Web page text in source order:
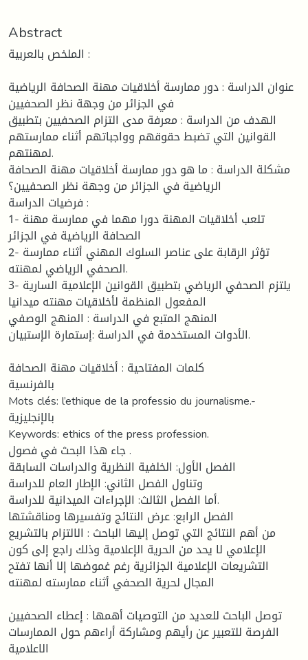
Abstract
الملخص بالعربية :
عنوان الدراسة : دور ممارسة أخلاقيات مهنة الصحافة الرياضية
في الجزائر من وجهة نظر الصحفيين
الهدف من الدراسة : معرفة مدى التزام الصحفيين بتطبيق
القوانين التي تضبط حقوقهم وواجباتهم أثناء ممارستهم
لمهنتهم.
مشكلة الدراسة : ما هو دور ممارسة أخلاقيات مهنة الصحافة
الرياضية في الجزائر من وجهة نظر الصحفيين؟
فرضيات الدراسة :
1- تلعب أخلاقيات المهنة دورا مهما في ممارسة مهنة
الصحافة الرياضية في الجزائر
2- تؤثر الرقابة على عناصر السلوك المهني أثناء ممارسة
الصحفي الرياضي لمهنته.
3- يلتزم الصحفي الرياضي بتطبيق القوانين الإعلامية السارية
المفعول المنظمة لأخلاقيات مهنته ميدانيا
المنهج المتبع في الدراسة : المنهج الوصفي
الأدوات المستخدمة في الدراسة :إستمارة الإستبيان.
كلمات المفتاحية : أخلاقيات مهنة الصحافة
بالفرنسية
Mots clés: l’ethique de la professio du journalisme.-
بالإنجليزية
Keywords: ethics of the press profession.
جاء هذا البحث في فصول .
الفصل الأول: الخلفية النظرية والدراسات السابقة
وتناول الفصل الثاني: الإطار العام للدراسة
أما الفصل الثالث: الإجراءات الميدانية للدراسة.
الفصل الرابع: عرض النتائج وتفسيرها ومناقشتها
من أهم النتائج التي توصل إليها الباحث : الالتزام بالتشريع
الإعلامي لا يحد من الحرية الإعلامية وذلك راجع إلى كون
التشريعات الإعلامية الجزائرية رغم غموضها إلا أنها تفتح
المجال لحرية الصحفي أثناء ممارسته لمهنته
توصل الباحث للعديد من التوصيات أهمها : إعطاء الصحفيين
الفرصة للتعبير عن رأيهم ومشاركة أراءهم حول الممارسات
الاعلامية